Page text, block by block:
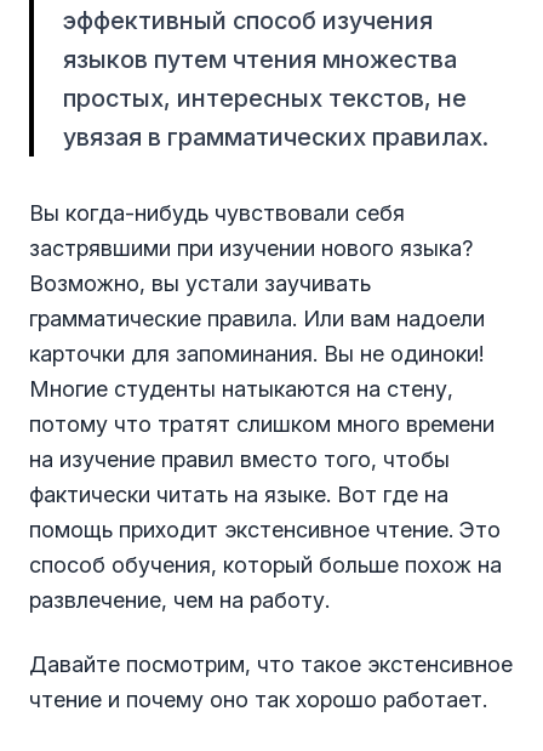
эффективный способ изучения
языков путем чтения множества
простых, интересных текстов, не
увязая в грамматических правилах.
Вы когда-нибудь чувствовали себя
застрявшими при изучении нового языка?
Возможно, вы устали заучивать
грамматические правила. Или вам надоели
карточки для запоминания. Вы не одиноки!
Многие студенты натыкаются на стену,
потому что тратят слишком много времени
на изучение правил вместо того, чтобы
фактически читать на языке. Вот где на
помощь приходит экстенсивное чтение. Это
способ обучения, который больше похож на
развлечение, чем на работу.
Давайте посмотрим, что такое экстенсивное
чтение и почему оно так хорошо работает.